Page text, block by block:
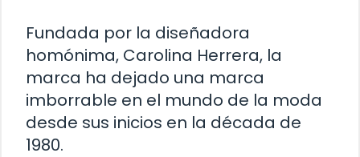
Fundada por la diseñadora
homónima, Carolina Herrera, la
marca ha dejado una marca
imborrable en el mundo de la moda
desde sus inicios en la década de
1980.